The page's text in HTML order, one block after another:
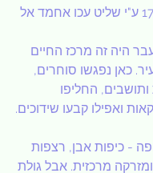
שנבנה בשנת 1795 ע"י שליט עכו אחמד אל
היה זה מרכז החיים
כאן נפגשו סוחרים,
החליפו
ואפילו קבעו שידוכים.
- כיפות אבן, רצפות
מרכזית. אבל גולת